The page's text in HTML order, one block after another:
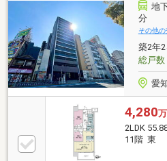
地
分
その他の
築2年
総戸数
愛
4,280
2LDK
11階 東